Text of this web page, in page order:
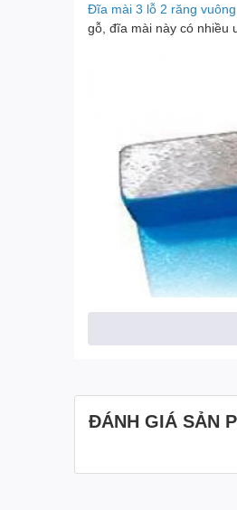
Đĩa mài 3 lỗ 2 răng vuông
gỗ, đĩa mài này có nhiều
ĐÁNH GIÁ SẢN